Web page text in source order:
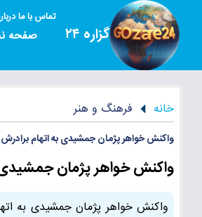
گزاره ۲۴
تماس با ما
صفحه
خانه فرهنگ و هنر
واکنش خواهر پژمان جمشیدی به اتهام
واکنش خواهر پژمان جمشیدی
واکنش خواهر پژمان جمشیدی به